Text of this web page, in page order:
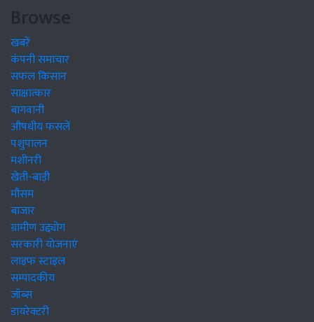
Browse
खबरें
कंपनी समाचार
सफल किसान
साक्षात्कार
बागवानी
औषधीय फसलें
पशुपालन
मशीनरी
खेती-बाड़ी
मौसम
बाजार
ग्रामीण उद्द्योग
सरकारी योजनाएं
लाइफ स्टाइल
सम्पादकीय
जॉब्स
डायरेक्टरी